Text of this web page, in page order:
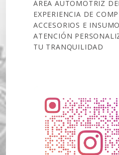
ÁREA AUTOMOTRIZ
EXPERIENCIA DE
ACCESORIOS E
ATENCIÓN
TU TRANQUILIDAD